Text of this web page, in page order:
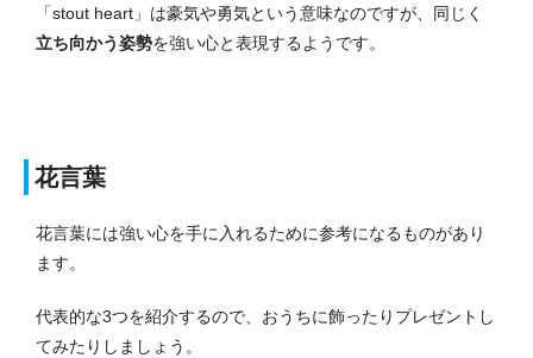
「stout heart」は豪気や勇気という意味なのですが、同じく
立ち向かう姿勢を強い心と表現するようです。
花言葉
花言葉には強い心を手に入れるために参考になるものがあり
ます。
代表的な3つを紹介するので、おうちに飾ったりプレゼントし
てみたりしましょう。